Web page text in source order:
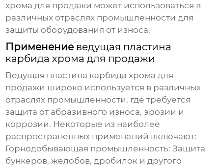
хрома для продажи может использоваться в
различных отраслях промышленности для
защиты оборудования от износа.
Применение ведущая пластина
карбида хрома для продажи
Ведущая пластина карбида хрома для
продажи широко используется в различных
отраслях промышленности, где требуется
защита от абразивного износа, эрозии и
коррозии. Некоторые из наиболее
распространенных применений включают:
Горнодобывающая промышленность: Защита
бункеров, желобов, дробилок и другого